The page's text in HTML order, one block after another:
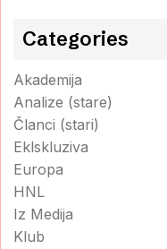
Categories
Akademija
Analize (stare)
Članci (stari)
Eklskluziva
Europa
HNL
Iz Medija
Klub